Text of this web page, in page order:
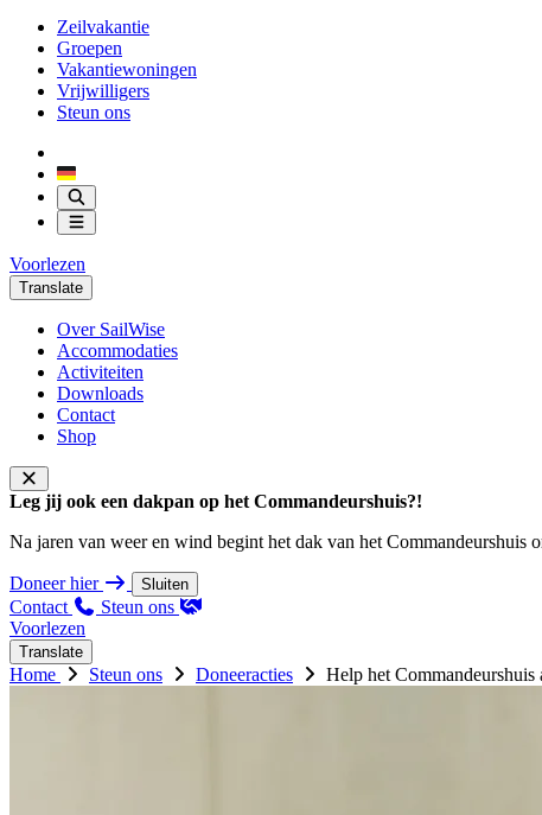
Zeilvakantie
Groepen
Vakantiewoningen
Vrijwilligers
Steun ons
Voorlezen
Translate
Over SailWise
Accommodaties
Activiteiten
Downloads
Contact
Shop
Leg jij ook een dakpan op het Commandeurshuis?!
Na jaren van weer en wind begint het dak van het Commandeurshuis
Doneer hier Sluiten
Contact
Steun ons
Voorlezen
Translate
Home Steun ons Doneeracties Help het Commandeurshuis